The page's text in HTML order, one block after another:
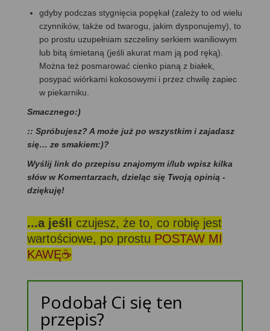
gdyby podczas stygnięcia popękał (zależy to od wielu
czynników, także od twarogu, jakim dysponujemy), to
po prostu uzupełniam szczeliny serkiem waniliowym
lub bitą śmietaną (jeśli akurat mam ją pod ręką).
Można też posmarować cienko pianą z białek,
posypać wiórkami kokosowymi i przez chwilę zapiec
w piekarniku.
Smacznego:)
:: Spróbujesz? A może już po wszystkim i zajadasz
się… ze smakiem:)?
Wyślij link do przepisu znajomym i/lub wpisz kilka
słów w Komentarzach, dzieląc się Twoją opinią -
dziękuję!
...a jeśli czujesz, że to, co robię jest
wartościowe, po prostu POSTAW MI
KAWĘ☕
Podobał Ci się ten
przepis?